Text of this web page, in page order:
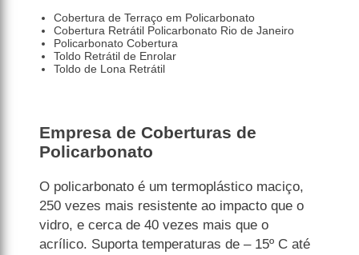
Cobertura de Terraço em Policarbonato
Cobertura Retrátil Policarbonato Rio de Janeiro
Policarbonato Cobertura
Toldo Retrátil de Enrolar
Toldo de Lona Retrátil
Empresa de Coberturas de
Policarbonato
O policarbonato é um termoplástico maciço,
250 vezes mais resistente ao impacto que o
vidro, e cerca de 40 vezes mais que o
acrílico. Suporta temperaturas de – 15º C até